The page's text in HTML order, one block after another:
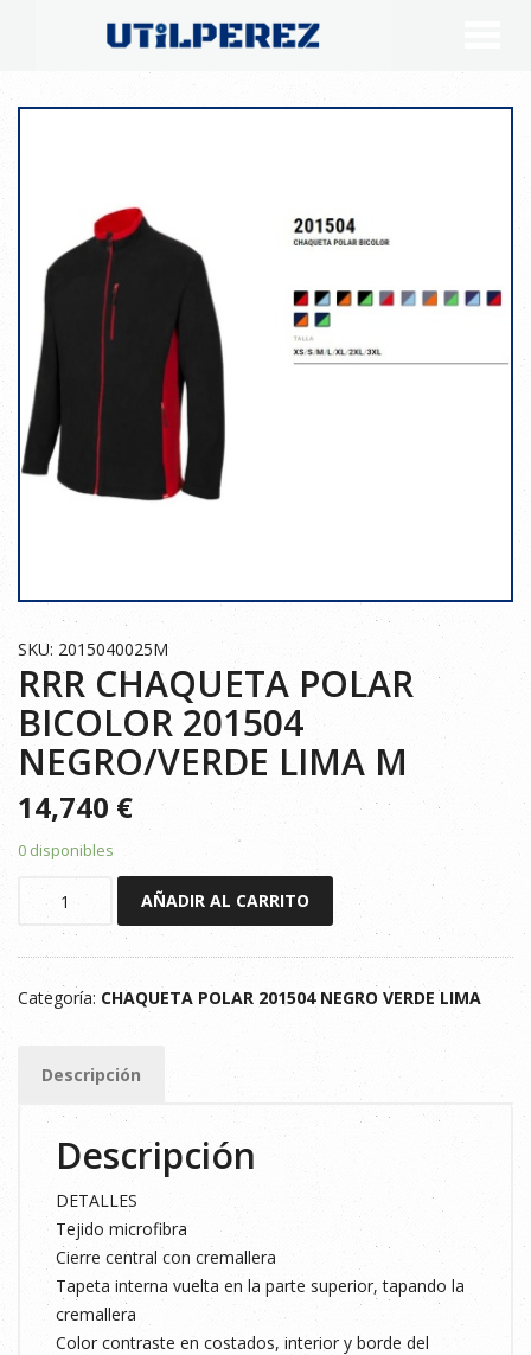
SKU: 2015040025M
RRR CHAQUETA POLAR
BICOLOR 201504
NEGRO/VERDE LIMA M
14,740€
0 disponibles
201504
cantidad
AÑADIR AL CARRITO
Categoría: CHAQUETA POLAR 201504 NEGRO VERDE LIMA
Descripción
Descripción
DETALLES
Tejido microfibra
Cierre central con cremallera
Tapeta interna vuelta en la parte superior, tapando la
cremallera
Color contraste en costados, interior y borde del